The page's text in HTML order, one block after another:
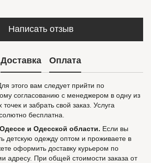
Написать отзыв
Доставка Оплата
этого вам следует прийти по
согласованию с менеджером в одну из
и забрать свой заказ. Услуга
бесплатна.
и Одесской области. Если вы
детскую одежду оптом и проживаете в
оформить доставку курьером по
адресу. При общей стоимости заказа от